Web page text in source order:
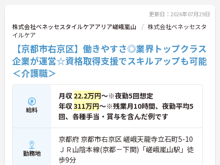
詳細をお話ししますのでお気軽にご相談ください！更新日：2026年07月29日
株式会社ベネッセスタイルケアアリア嵯峨嵐山
株式会社ベネッセスタ
イルケア
【京都市右京区】働きやすさ◎業界トップクラス
企業が運営☆資格取得支援でスキルアップも可能
＜介護職＞
給料
月収 22.2万円～※夜勤5回想定
年収311万円～※残業月10時間、夜勤平均5
回、各種手当・賞与を含んだ例です
勤務地
京都府 京都市右京区 嵯峨天龍寺立石町5-10
ＪＲ山陰本線(京都－下関)「嵯峨嵐山駅」徒
歩9分